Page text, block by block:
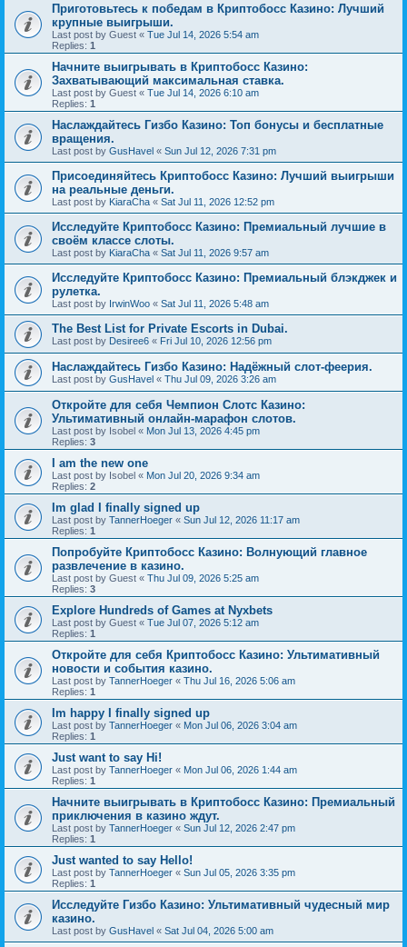
Приготовьтесь к победам в Криптобосс Казино: Лучший
крупные выигрыши.
Last post by Guest « Tue Jul 14, 2026 5:54 am
Replies: 1
Начните выигрывать в Криптобосс Казино:
Захватывающий максимальная ставка.
Last post by Guest « Tue Jul 14, 2026 6:10 am
Replies: 1
Наслаждайтесь Гизбо Казино: Топ бонусы и бесплатные
вращения.
Last post by GusHavel « Sun Jul 12, 2026 7:31 pm
Присоединяйтесь Криптобосс Казино: Лучший выигрыши
на реальные деньги.
Last post by KiaraCha « Sat Jul 11, 2026 12:52 pm
Исследуйте Криптобосс Казино: Премиальный лучшие в
своём классе слоты.
Last post by KiaraCha « Sat Jul 11, 2026 9:57 am
Исследуйте Криптобосс Казино: Премиальный блэкджек и
рулетка.
Last post by IrwinWoo « Sat Jul 11, 2026 5:48 am
The Best List for Private Escorts in Dubai.
Last post by Desiree6 « Fri Jul 10, 2026 12:56 pm
Наслаждайтесь Гизбо Казино: Надёжный слот-феерия.
Last post by GusHavel « Thu Jul 09, 2026 3:26 am
Откройте для себя Чемпион Слотс Казино:
Ультимативный онлайн-марафон слотов.
Last post by Isobel « Mon Jul 13, 2026 4:45 pm
Replies: 3
I am the new one
Last post by Isobel « Mon Jul 20, 2026 9:34 am
Replies: 2
Im glad I finally signed up
Last post by TannerHoeger « Sun Jul 12, 2026 11:17 am
Replies: 1
Попробуйте Криптобосс Казино: Волнующий главное
развлечение в казино.
Last post by Guest « Thu Jul 09, 2026 5:25 am
Replies: 3
Explore Hundreds of Games at Nyxbets
Last post by Guest « Tue Jul 07, 2026 5:12 am
Replies: 1
Откройте для себя Криптобосс Казино: Ультимативный
новости и события казино.
Last post by TannerHoeger « Thu Jul 16, 2026 5:06 am
Replies: 1
Im happy I finally signed up
Last post by TannerHoeger « Mon Jul 06, 2026 3:04 am
Replies: 1
Just want to say Hi!
Last post by TannerHoeger « Mon Jul 06, 2026 1:44 am
Replies: 1
Начните выигрывать в Криптобосс Казино: Премиальный
приключения в казино ждут.
Last post by TannerHoeger « Sun Jul 12, 2026 2:47 pm
Replies: 1
Just wanted to say Hello!
Last post by TannerHoeger « Sun Jul 05, 2026 3:35 pm
Replies: 1
Исследуйте Гизбо Казино: Ультимативный чудесный мир
казино.
Last post by GusHavel « Sat Jul 04, 2026 5:00 am